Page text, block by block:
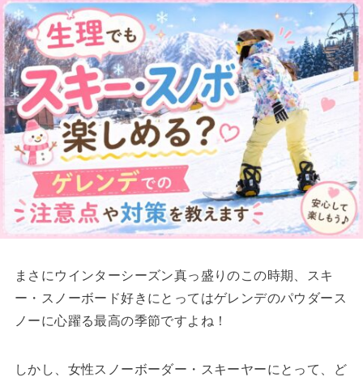
まさにウインターシーズン真っ盛りのこの時期、スキ
ー・スノーボード好きにとってはゲレンデのパウダース
ノーに心躍る最高の季節ですよね！
しかし、女性スノーボーダー・スキーヤーにとって、ど